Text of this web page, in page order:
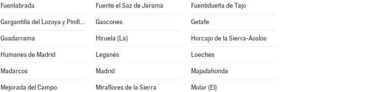
Fuenlabrada Fuente el Saz de Jarama Fuentidueña de Tajo
Gargantilla del Lozoya y Pinilla de Buitrago Gascones Getafe
Guadarrama Hiruela (La) Horcajo de la Sierra-Aoslos
Humanes de Madrid Leganés Loeches
Madarcos Madrid Majadahonda
Mejorada del Campo Miraflores de la Sierra Molar (El)